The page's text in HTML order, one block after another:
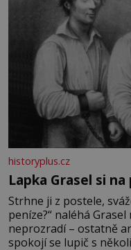
historyplus.cz
Lapka Grasel si
Strhne ji z postele,
peníze?“ naléhá
neprozradí – ostatně
spokojí se lupič s